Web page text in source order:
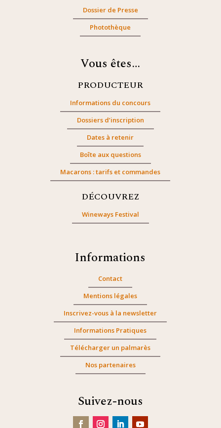
Dossier de Presse
Photothèque
Vous êtes…
PRODUCTEUR
Informations du concours
Dossiers d’inscription
Dates à retenir
Boîte aux questions
Macarons : tarifs et commandes
DÉCOUVREZ
Wineways Festival
Informations
Contact
Mentions légales
Inscrivez-vous à la newsletter
Informations Pratiques
Télécharger un palmarès
Nos partenaires
Suivez-nous